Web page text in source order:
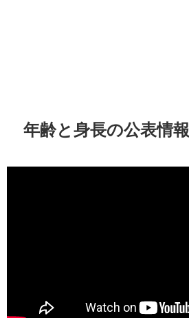
年齢と身長の公表情報